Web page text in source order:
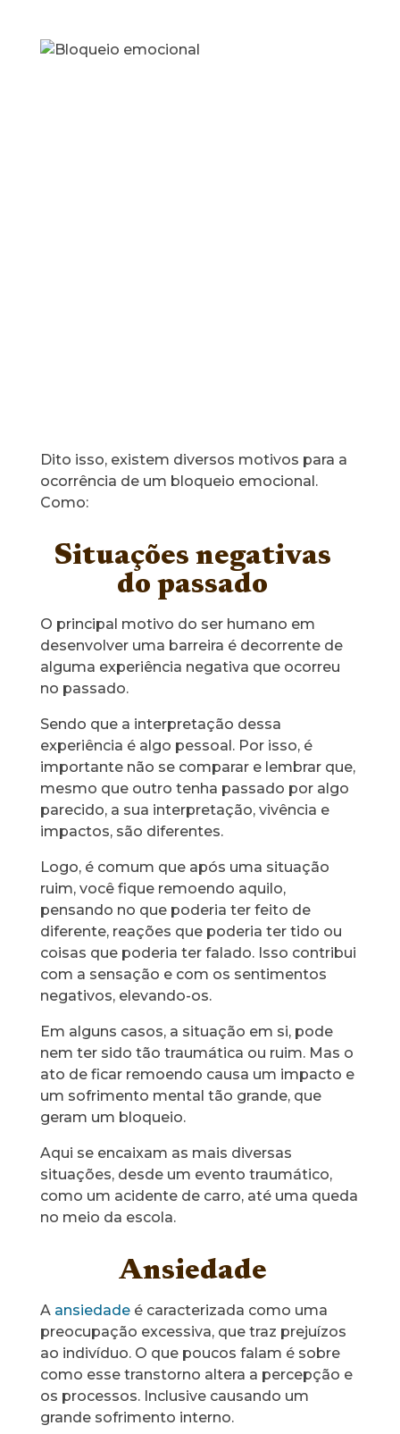
Dito isso, existem diversos motivos para a
ocorrência de um bloqueio emocional.
Como:
Situações negativas
do passado
O principal motivo do ser humano em
desenvolver uma barreira é decorrente de
alguma experiência negativa que ocorreu
no passado.
Sendo que a interpretação dessa
experiência é algo pessoal. Por isso, é
importante não se comparar e lembrar que,
mesmo que outro tenha passado por algo
parecido, a sua interpretação, vivência e
impactos, são diferentes.
Logo, é comum que após uma situação
ruim, você fique remoendo aquilo,
pensando no que poderia ter feito de
diferente, reações que poderia ter tido ou
coisas que poderia ter falado. Isso contribui
com a sensação e com os sentimentos
negativos, elevando-os.
Em alguns casos, a situação em si, pode
nem ter sido tão traumática ou ruim. Mas o
ato de ficar remoendo causa um impacto e
um sofrimento mental tão grande, que
geram um bloqueio.
Aqui se encaixam as mais diversas
situações, desde um evento traumático,
como um acidente de carro, até uma queda
no meio da escola.
Ansiedade
Aansiedadeé caracterizada como uma
preocupação excessiva, que traz prejuízos
ao indivíduo. O que poucos falam é sobre
como esse transtorno altera a percepção e
os processos. Inclusive causando um
grande sofrimento interno.